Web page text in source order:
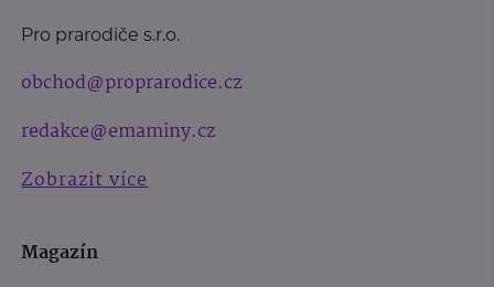
Pro prarodiče s.r.o.
obchod@proprarodice.cz
redakce@emaminy.cz
Zobrazit více
Magazín